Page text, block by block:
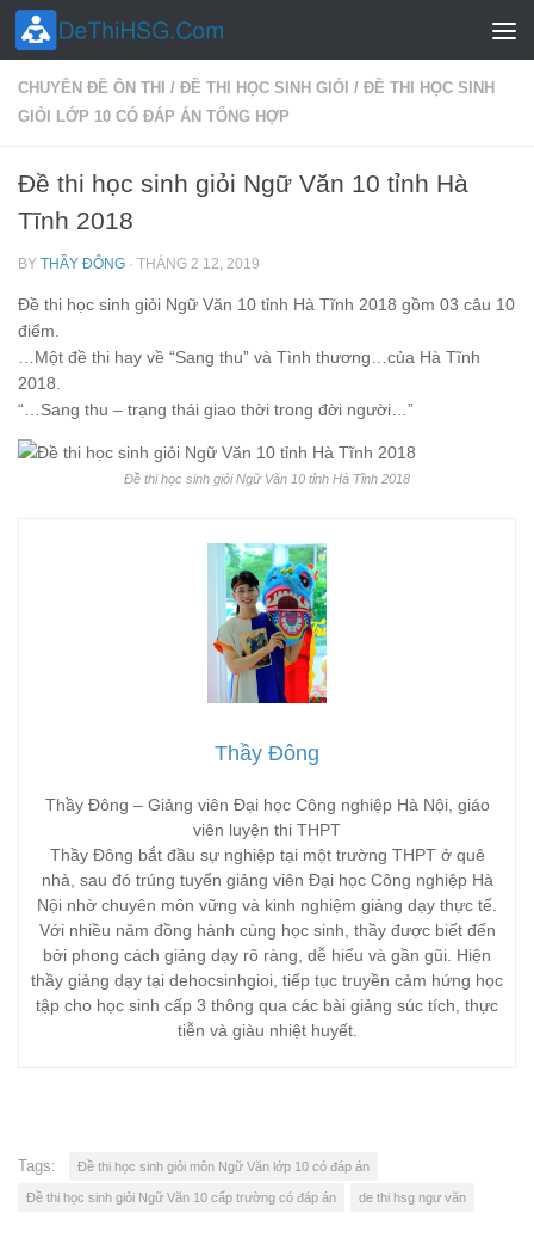
Skip to content
CHUYÊN ĐỀ ÔN THI / ĐỀ THI HỌC SINH GIỎI / ĐỀ THI HỌC SINH
GIỎI LỚP 10 CÓ ĐÁP ÁN TỔNG HỢP
Đề thi học sinh giỏi Ngữ Văn 10 tỉnh Hà
Tĩnh 2018
BY THẦY ĐÔNG · THÁNG 2 12, 2019
Đề thi học sinh giỏi Ngữ Văn 10 tỉnh Hà Tĩnh 2018 gồm 03 câu 10
điểm.
…Một đề thi hay về “Sang thu” và Tình thương…của Hà Tĩnh
2018.
“…Sang thu – trạng thái giao thời trong đời người…”
Đề thi học sinh giỏi Ngữ Văn 10 tỉnh Hà Tĩnh 2018
Thầy Đông
Thầy Đông – Giảng viên Đại học Công nghiệp Hà Nội, giáo
viên luyện thi THPT
Thầy Đông bắt đầu sự nghiệp tại một trường THPT ở quê
nhà, sau đó trúng tuyển giảng viên Đại học Công nghiệp Hà
Nội nhờ chuyên môn vững và kinh nghiệm giảng dạy thực tế.
Với nhiều năm đồng hành cùng học sinh, thầy được biết đến
bởi phong cách giảng dạy rõ ràng, dễ hiểu và gần gũi. Hiện
thầy giảng dạy tại dehocsinhgioi, tiếp tục truyền cảm hứng học
tập cho học sinh cấp 3 thông qua các bài giảng súc tích, thực
tiễn và giàu nhiệt huyết.
Tags: Đề thi học sinh giỏi môn Ngữ Văn lớp 10 có đáp án
Đề thi học sinh giỏi Ngữ Văn 10 cấp trường có đáp án de thi hsg ngư văn